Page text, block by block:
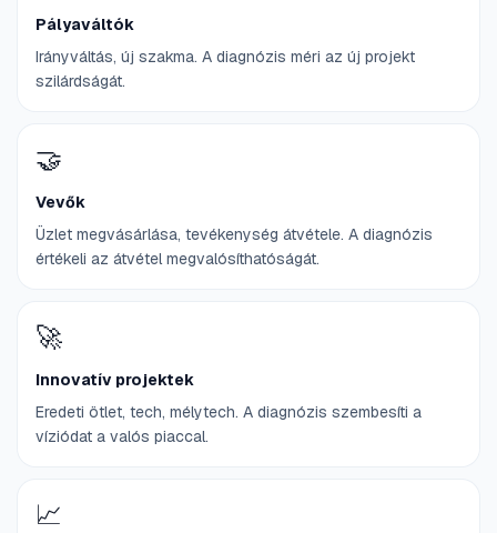
Pályaváltók
Irányváltás, új szakma. A diagnózis méri az új projekt
szilárdságát.
🤝
Vevők
Üzlet megvásárlása, tevékenység átvétele. A diagnózis
értékeli az átvétel megvalósíthatóságát.
🚀
Innovatív projektek
Eredeti ötlet, tech, mélytech. A diagnózis szembesíti a
víziódat a valós piaccal.
📈